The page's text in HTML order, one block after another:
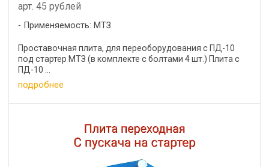
арт. 45 рублей
Применяемость: МТЗ
Проставочная плита, для переоборудования с ПД-10
под стартер МТЗ (в комплекте с болтами 4 шт.) Плита с
ПД-10 ...
подробнее